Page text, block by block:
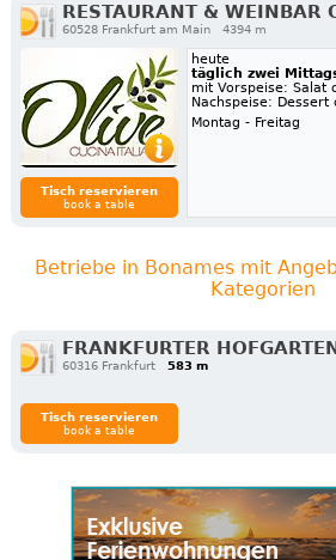
RESTAURANT & WEINBAR
60528 Frankfurt am Main 4394 m
Tisch reservieren
book a table
heute
täglich zwei
mit Vorspeise: Salat
Nachspeise: Dessert
Montag - Freitag
Betriebe in Bonames mit
Kategorien
FRANKFURTER
60316 Frankfurt
583 m
Tisch reservieren
book a table